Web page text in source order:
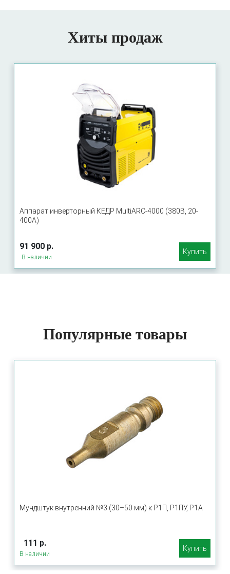
Хиты продаж
Аппарат инверторный КЕДР MultiARC-4000 (380В, 20-
400А)
91 900 р.
В наличии
Купить
Популярные товары
Мундштук внутренний №3 (30–50 мм) к Р1П, Р1ПУ, Р1А
111 р.
В наличии
Купить